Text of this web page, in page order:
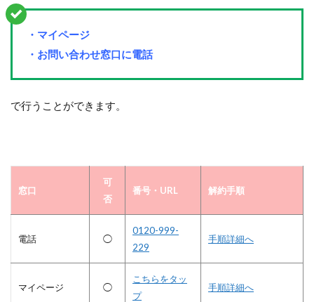
・マイページ
・お問い合わせ窓口に電話
で行うことができます。
窓口
可
否
番号・URL 解約手順
電話 ◯
0120-999-
229
手順詳細へ
マイページ ◯
こちらをタッ
プ
手順詳細へ